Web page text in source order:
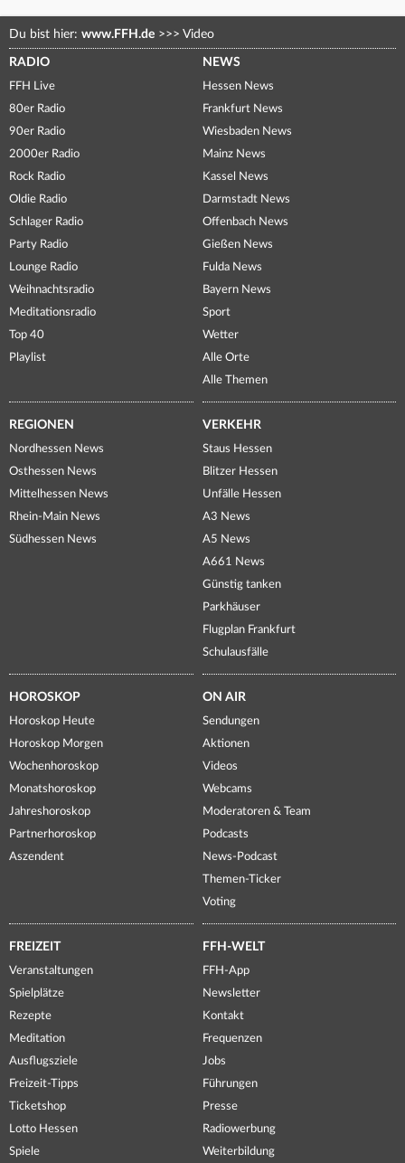
Du bist hier: www.FFH.de >>> Video
RADIO
FFH Live
80er Radio
90er Radio
2000er Radio
Rock Radio
Oldie Radio
Schlager Radio
Party Radio
Lounge Radio
Weihnachtsradio
Meditationsradio
Top 40
Playlist
NEWS
Hessen News
Frankfurt News
Wiesbaden News
Mainz News
Kassel News
Darmstadt News
Offenbach News
Gießen News
Fulda News
Bayern News
Sport
Wetter
Alle Orte
Alle Themen
REGIONEN
Nordhessen News
Osthessen News
Mittelhessen News
Rhein-Main News
Südhessen News
VERKEHR
Staus Hessen
Blitzer Hessen
Unfälle Hessen
A3 News
A5 News
A661 News
Günstig tanken
Parkhäuser
Flugplan Frankfurt
Schulausfälle
HOROSKOP
Horoskop Heute
Horoskop Morgen
Wochenhoroskop
Monatshoroskop
Jahreshoroskop
Partnerhoroskop
Aszendent
ON AIR
Sendungen
Aktionen
Videos
Webcams
Moderatoren & Team
Podcasts
News-Podcast
Themen-Ticker
Voting
FREIZEIT
Veranstaltungen
Spielplätze
Rezepte
Meditation
Ausflugsziele
Freizeit-Tipps
Ticketshop
Lotto Hessen
Spiele
FFH-WELT
FFH-App
Newsletter
Kontakt
Frequenzen
Jobs
Führungen
Presse
Radiowerbung
Weiterbildung